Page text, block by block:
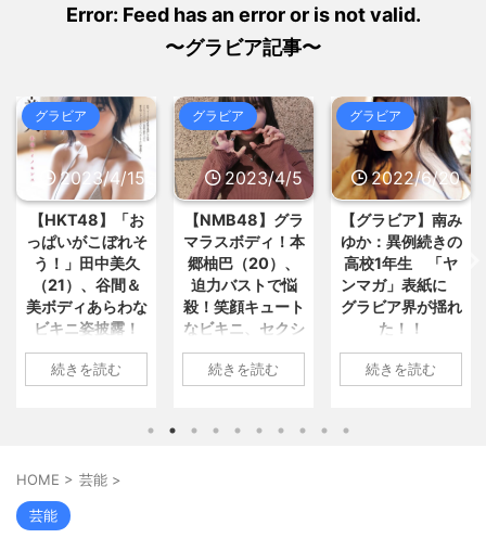
ず支援か 10年前の震災では3... / お
(8/8 02:13)
まとめ : おすすめ NEW! (8/8 02:01)
【トヨタ速報】あの実証実験都市
「ウーブン・シティ」が一般の居... /
おまとめ : おすすめ NEW! (8/8 02:01)
識者「女を磨いた35歳の女性よ
り、何もしてない25歳の女性の... / お
まとめ : おすすめ NEW! (8/8 01:41)
【画像】その太ももでJCは無理だ
ろwww / おまとめ : おすすめ
NEW!
(8/8 01:37)
ういう時にどこに建てるのかわか... /
気になるニュースまとめアンテナ
してる奴らって幾らならOKな... / 気に
【悲報】乃木中３０ｔｈヒット祈
願が死ぬほど / 気になるニュースまと
めアンテナ
左遷された財務省エリートに待ち
いーあんてな(#ﾟｗﾟ)
ジで語れる奴がいないwwwww... /
5chまとめMAP(総合) NEW! (8/8
02:39)
【フジ】宮司愛海アナ、ポケット
ティッシュは 「1枚当たり3回... / 5ch
まとめMAP(総合) NEW! (8/8 02:37)
【東京】東京駅近くに「地下シェ
ルター」整備を正式表明…小池百... /
5chまとめMAP(総合) NEW!
(8/8
02:25)
【動画】外国人「日本語で話した
のに英語で返された!」→日本人... /
5chまとめMAP(総合)
NEW!
02:13)
『シュタインズ・ゲート リブー
ト』鳳凰院凶真が存在しないγ（... /
Error: Feed has an error or is not valid.
〜グラビア記事〜
グラビア
2023/4/15
【HKT48】「お
っぱいがこぼれそ
う！」田中美久
（21）、谷間＆
美ボディあらわな
ビキニ姿披露！
「えっちいすぎ
る」絶賛の声殺到
HKT48の田中美久
さんは4月8日、自
身のInstagramを更
続きを読む
グラビア
2023/4/5
【NMB48】グラ
マラスボディ！本
郷柚巴（20）、
迫力バストで悩
殺！笑顔キュート
なビキニ、セクシ
ーニット、ランジ
ェリー姿披露
2023/04/01(土)
続きを読む
グラビア
2022/6/20
【グラビア】南み
ゆか：異例続きの
高校1年生 「ヤ
ンマガ」表紙に
グラビア界が揺れ
た！！
1: 名無しさん
2022/06/20(月)
続きを読む
HOME > 芸能 >
芸能